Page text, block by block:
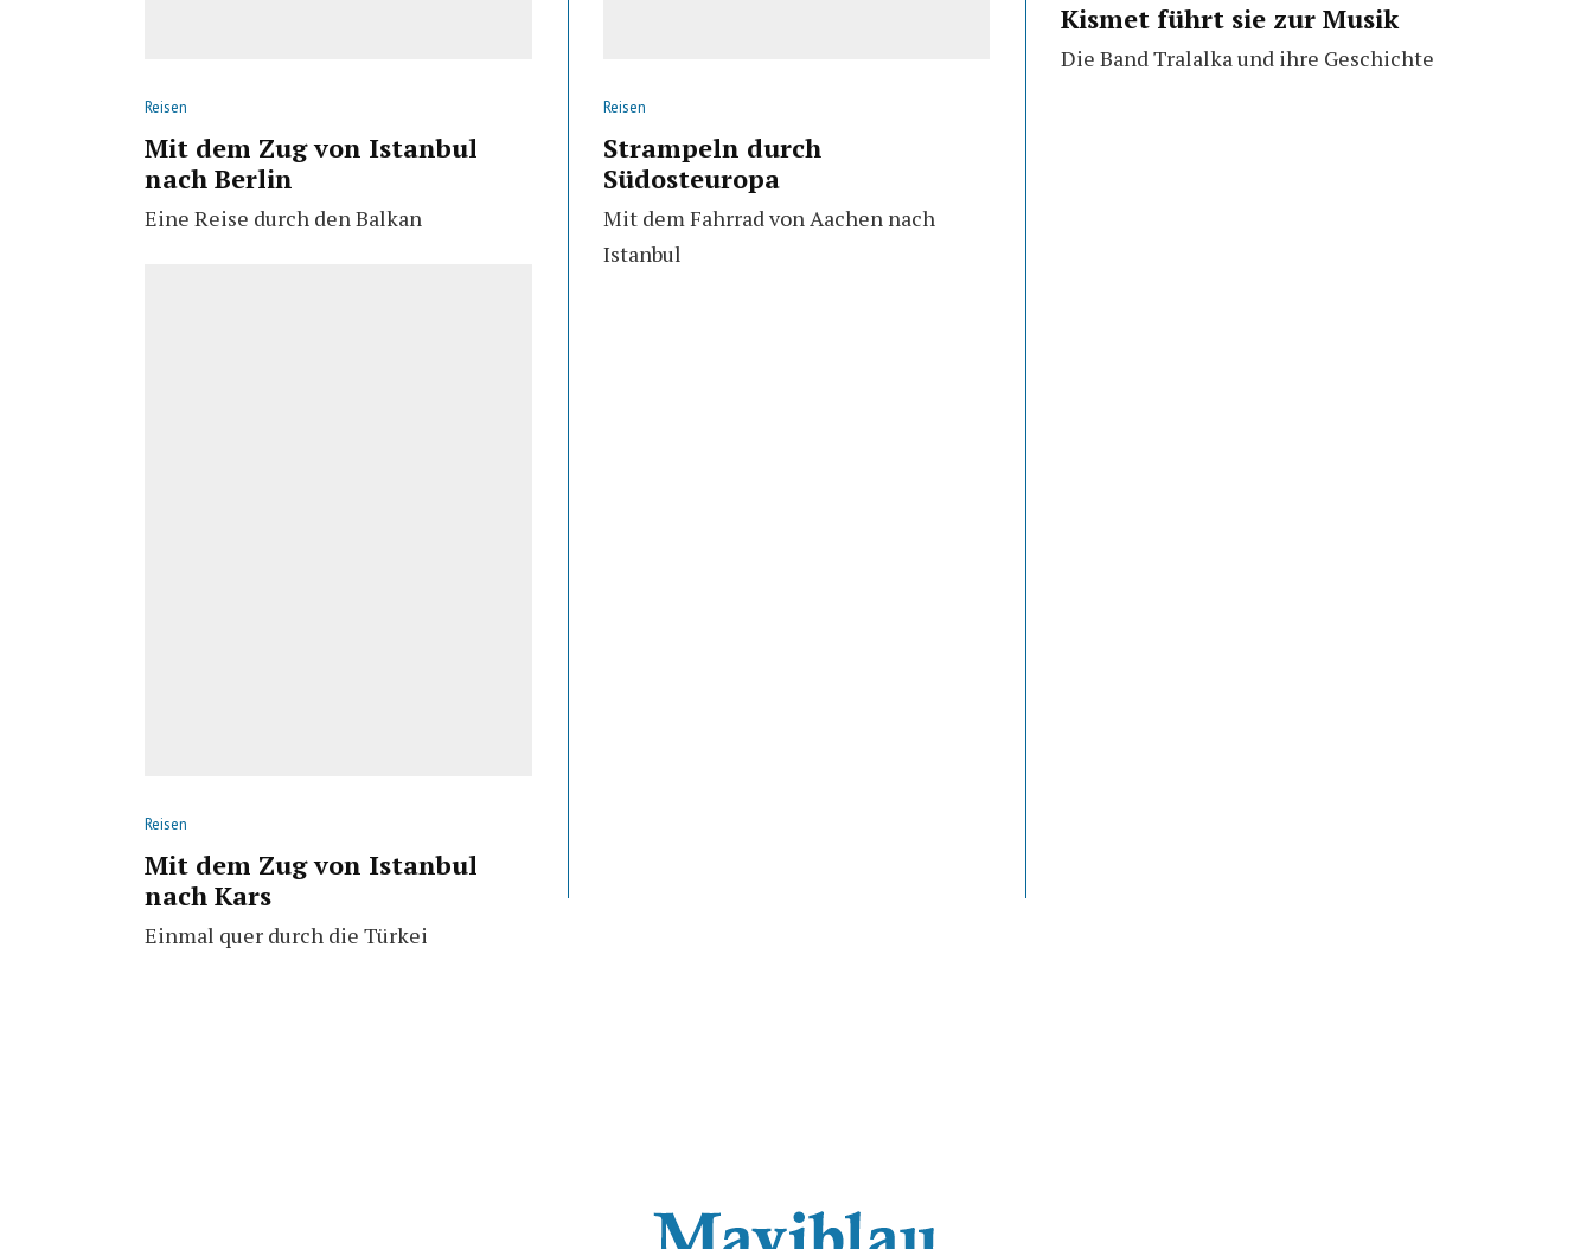
Reisen
Mit dem Zug von Istanbul
nach Berlin
Eine Reise durch den Balkan
Reisen
Mit dem Zug von Istanbul
nach Kars
Einmal quer durch die Türkei
Reisen
Strampeln durch
Südosteuropa
Mit dem Fahrrad von Aachen nach
Istanbul
Kismet führt sie zur Musik
Die Band Tralalka und ihre Geschichte